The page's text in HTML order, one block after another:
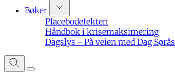
Bøker
Placebodefekten
Håndbok i krisemaksimering
Dagslys - På veien med Dag Sørås